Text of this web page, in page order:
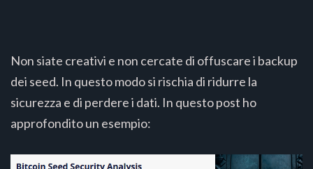
Non siate creativi e non cercate di offuscare i backup
dei seed. In questo modo si rischia di ridurre la
sicurezza e di perdere i dati. In questo post ho
approfondito un esempio: